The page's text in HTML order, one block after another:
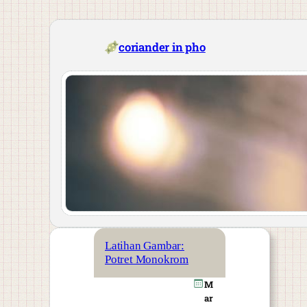
Skip
coriander in pho
Latihan Gambar:
Potret Monokrom
M
ar